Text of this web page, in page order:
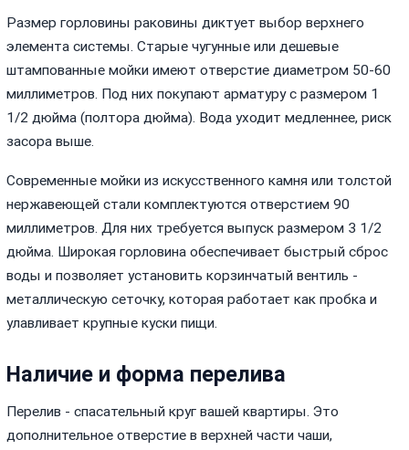
Размер горловины раковины диктует выбор верхнего
элемента системы. Старые чугунные или дешевые
штампованные мойки имеют отверстие диаметром 50-60
миллиметров. Под них покупают арматуру с размером 1
1/2 дюйма (полтора дюйма). Вода уходит медленнее, риск
засора выше.
Современные мойки из искусственного камня или толстой
нержавеющей стали комплектуются отверстием 90
миллиметров. Для них требуется выпуск размером 3 1/2
дюйма. Широкая горловина обеспечивает быстрый сброс
воды и позволяет установить корзинчатый вентиль -
металлическую сеточку, которая работает как пробка и
улавливает крупные куски пищи.
Наличие и форма перелива
Перелив - спасательный круг вашей квартиры. Это
дополнительное отверстие в верхней части чаши,